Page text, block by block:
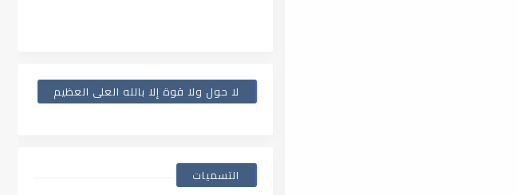
لا حول ولا قوة إلا بالله العلى العظيم
التسميات